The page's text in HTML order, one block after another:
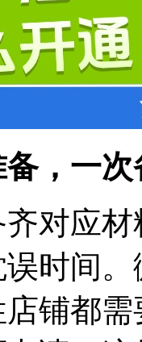
，一
对应
时间
铺都